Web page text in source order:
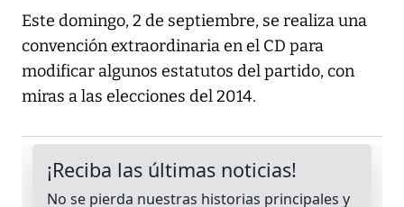
Este domingo, 2 de septiembre, se realiza una
convención extraordinaria en el CD para
modificar algunos estatutos del partido, con
miras a las elecciones del 2014.